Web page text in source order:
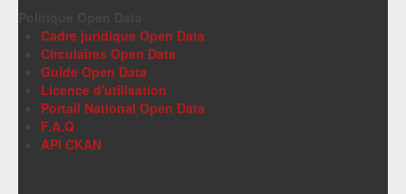
Cadre juridique Open Data
Circulaires Open Data
Guide Open Data
Licence d'utilisation
Portail National Open Data
F.A.Q
API CKAN